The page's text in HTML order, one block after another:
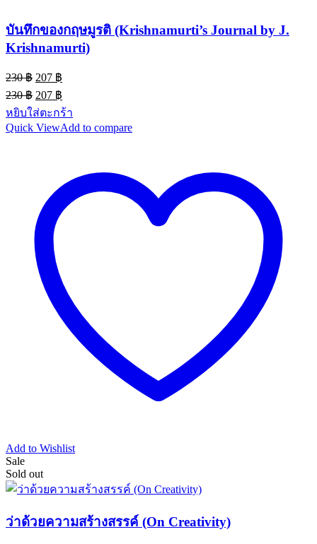
บันทึกของกฤษมูรติ (Krishnamurti’s Journal by J.
Krishnamurti)
230฿ Original
price
was:
230 ฿.
207 ฿
price
is:
207 ฿.
230฿ Original
price
was:
230 ฿.
207 ฿
price
is:
207 ฿.
หยิบใส่ตะกร้า
Quick ViewAdd to compare
Add to Wishlist
Sale
Sold out
ว่าด้วยความสร้างสรรค์ (On Creativity)